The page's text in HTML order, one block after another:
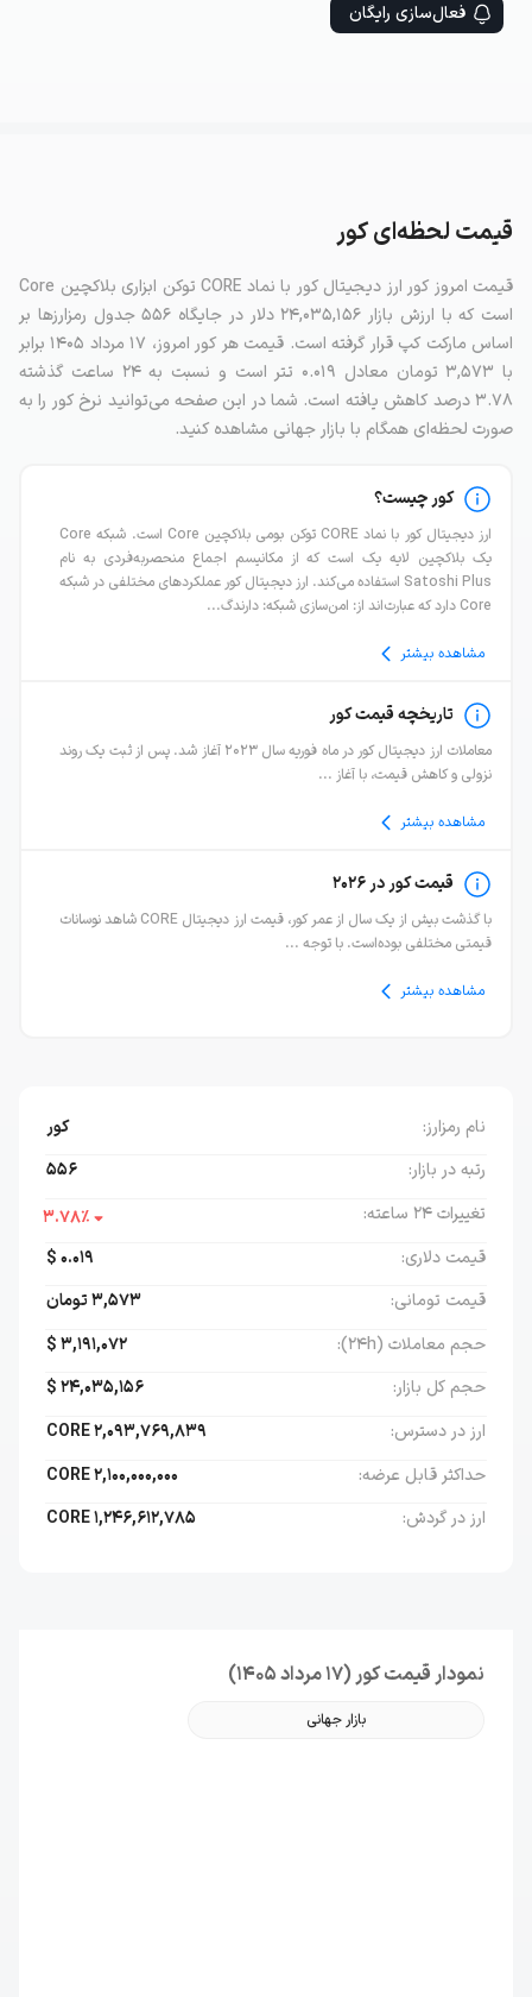
فعال‌سازی رایگان
نام رمز‌ارز:
کور
رتبه در بازار:
556
تغییرات ۲۴ ساعته:
٪3.78
قیمت دلاری:
0.019
$
قیمت تومانی:
3,573تومان
حجم معاملات (۲۴h):
3,191,072
$
حجم کل بازار:
24,035,156
$
ارز در دسترس:
2,093,769,839
حداکثر قابل عرضه:
2,100,000,000
ارز در گردش:
1,246,612,785
قیمت لحظه‌ای کور
قیمت امروز کور ارز دیجیتال کور با نماد CORE توکن ابزاری بلاکچین Core
است که با ارزش بازار ۲۴,۰۳۵,۱۵۶ دلار در جایگاه ۵۵۶ جدول رمزارزها بر
اساس مارکت کپ قرار گرفته است. قیمت هر کور امروز، ۱۷ مرداد ۱۴۰۵ برابر
با ۳,۵۷۳ تومان معادل ۰.۰۱۹ تتر است و نسبت به ۲۴ ساعت گذشته
۳.۷۸ درصد کاهش یافته است. شما در این صفحه می‌توانید نرخ کور را به
صورت لحظه‌ای همگام با بازار جهانی مشاهده کنید.
کور چیست؟
ارز دیجیتال کور با نماد CORE‌ توکن بومی بلاکچین Core است. شبکه Core
یک بلاکچین لایه یک است که از مکانیسم اجماع منحصربه‌فردی به نام
Satoshi Plus استفاده می‌کند. ارز دیجیتال کور عملکردهای مختلفی در شبکه
Core دارد که عبارت‌اند از: امن‌سازی شبکه: دارندگ...
مشاهده بیشتر
تاریخچه قیمت کور
معاملات ارز دیجیتال کور در ماه فوریه سال ۲۰۲۳ آغاز شد. پس از ثبت یک روند
نزولی و کاهش قیمت، با آغاز ...
مشاهده بیشتر
قیمت کور در ۲۰۲۶
با گذشت بیش از یک سال از عمر کور، قیمت ارز دیجیتال CORE شاهد نوسانات
قیمتی مختلفی بوده‌است. با توجه ...
مشاهده بیشتر
نمودار قیمت کور (17 مرداد 1405)
بازار جهانی